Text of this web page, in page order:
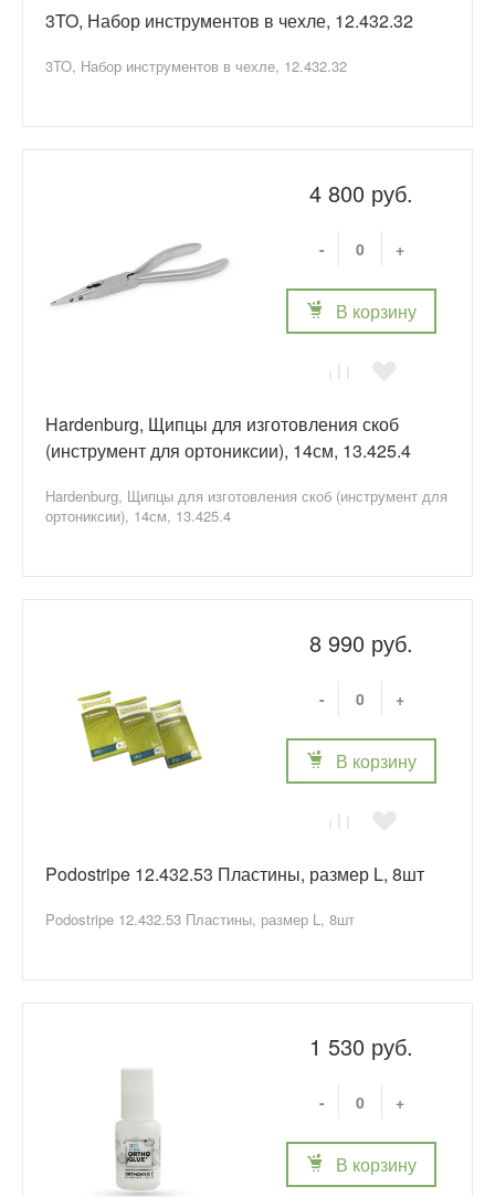
3TO, Набор инструментов в чехле, 12.432.32
3TO, Набор инструментов в чехле, 12.432.32
4 800 руб.
- +
В корзину
Hardenburg, Щипцы для изготовления скоб
(инструмент для ортониксии), 14см, 13.425.4
Hardenburg, Щипцы для изготовления скоб (инструмент для
ортониксии), 14см, 13.425.4
8 990 руб.
- +
В корзину
Podostripe 12.432.53 Пластины, размер L, 8шт
Podostripe 12.432.53 Пластины, размер L, 8шт
1 530 руб.
- +
В корзину